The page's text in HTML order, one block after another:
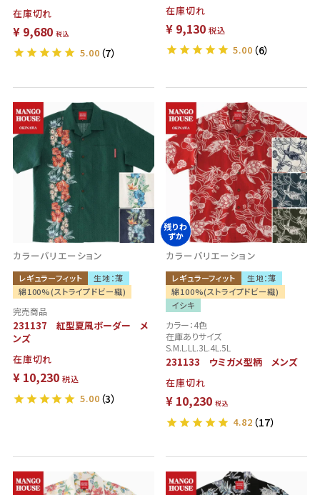
在庫切れ
¥ 9,680 税込
5.00 （7）
在庫切れ
¥ 9,130 税込
5.00 （6）
カラーバリエーション
レギュラーフィット
生地：薄
綿100%(ストライプドビー織)
完売商品
231137 紅型夏風ボーダー メ
ンズ
在庫切れ
¥ 10,230 税込
5.00 （3）
カラーバリエーション
レギュラーフィット
生地：薄
綿100%(ストライプドビー織)
イシキ
残りわ
ずか
カラー：4色
在庫ありサイズ
S.M.L.LL.3L.4L.5L
231133 ウミガメ型柄 メンズ
在庫切れ
¥ 10,230 税込
4.82 （17）